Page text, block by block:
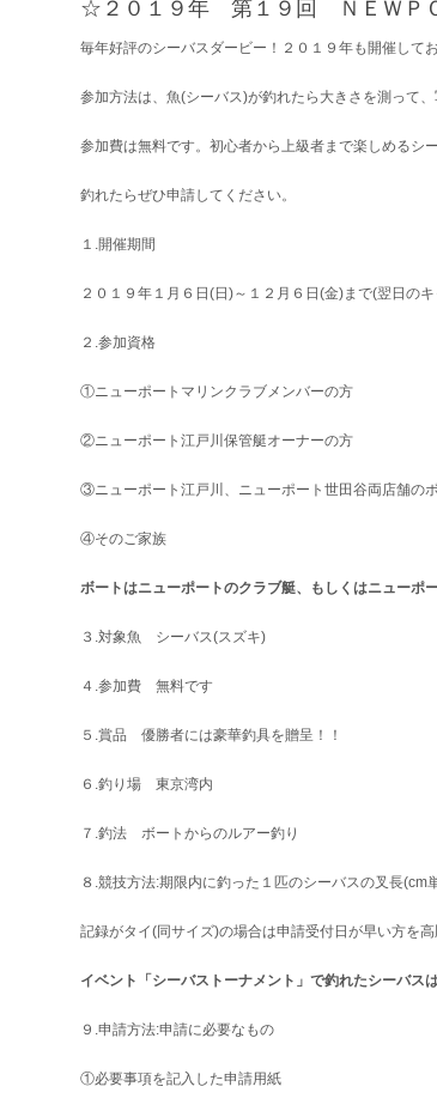
☆２０１９年 第１９回 ＮＥＷＰ
毎年好評のシーバスダービー！２０１９年も開催して
参加方法は、魚(シーバス)が釣れたら大きさを測って
参加費は無料です。初心者から上級者まで楽しめるシ
釣れたらぜひ申請してください。
１.開催期間
２０１９年１月６日(日)～１２月６日(金)まで(翌日の
２.参加資格
①ニューポートマリンクラブメンバーの方
②ニューポート江戸川保管艇オーナーの方
③ニューポート江戸川、ニューポート世田谷両店舗の
④そのご家族
ボートはニューポートのクラブ艇、もしくはニューポ
３.対象魚 シーバス(スズキ)
４.参加費 無料です
５.賞品 優勝者には豪華釣具を贈呈！！
６.釣り場 東京湾内
７.釣法 ボートからのルアー釣り
８.競技方法:期限内に釣った１匹のシーバスの叉長
記録がタイ(同サイズ)の場合は申請受付日が早い方を高
イベント「シーバストーナメント」で釣れたシーバス
９.申請方法:申請に必要なもの
①必要事項を記入した申請用紙